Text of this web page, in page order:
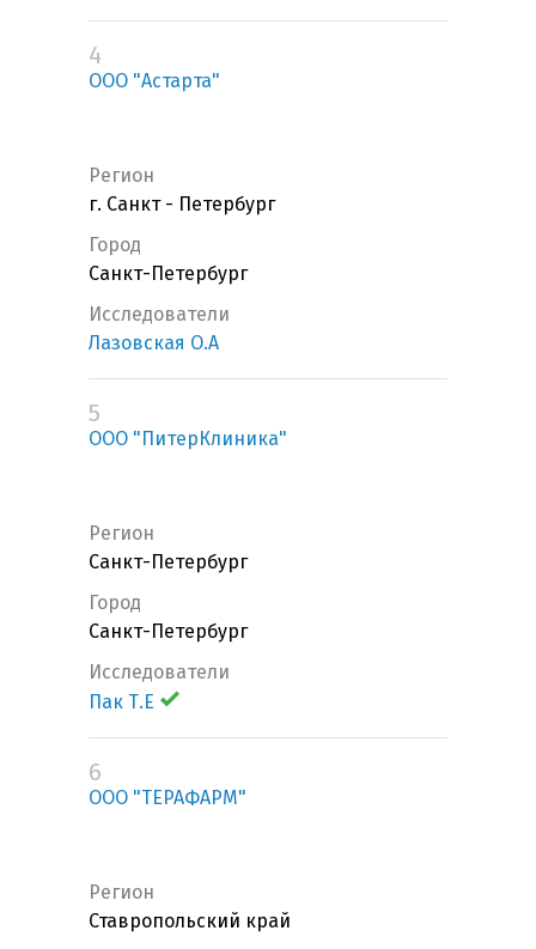
4
ООО "Астарта"
Регион
г. Санкт - Петербург
Город
Санкт-Петербург
Исследователи
Лазовская О.А
5
ООО "ПитерКлиника"
Регион
Санкт-Петербург
Город
Санкт-Петербург
Исследователи
Пак Т.Е
6
ООО "ТЕРАФАРМ"
Регион
Ставропольский край